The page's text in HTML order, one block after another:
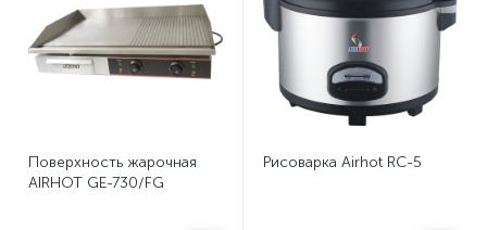
Поверхность жарочная
AIRHOT GE-730/FG
Рисоварка Airhot RC-5